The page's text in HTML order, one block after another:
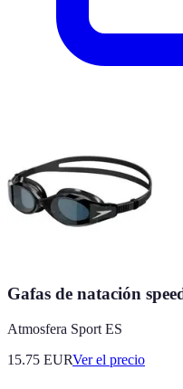
Gafas de natación
Atmosfera Sport ES
15.75 EURVer el precio